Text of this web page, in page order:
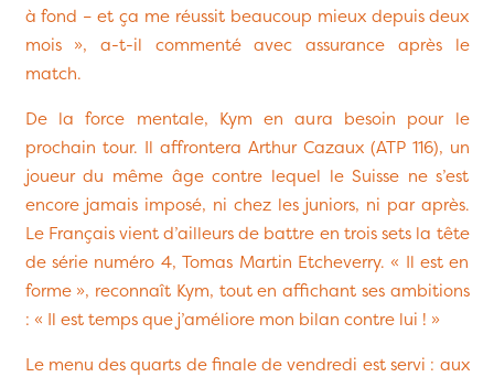
à fond – et ça me réussit beaucoup mieux depuis deux
mois », a-t-il commenté avec assurance après le
match.
De la force mentale, Kym en aura besoin pour le
prochain tour. Il affrontera Arthur Cazaux (ATP 116), un
joueur du même âge contre lequel le Suisse ne s’est
encore jamais imposé, ni chez les juniors, ni par après.
Le Français vient d’ailleurs de battre en trois sets la tête
de série numéro 4, Tomas Martin Etcheverry. « Il est en
forme », reconnaît Kym, tout en affichant ses ambitions
: « Il est temps que j’améliore mon bilan contre lui ! »
Le menu des quarts de finale de vendredi est servi : aux